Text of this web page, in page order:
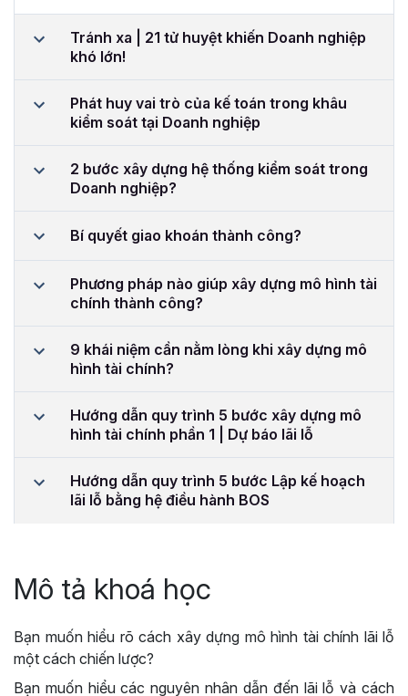
Tránh xa | 21 tử huyệt khiến Doanh nghiệp
khó lớn!
Phát huy vai trò của kế toán trong khâu
kiểm soát tại Doanh nghiệp
2 bước xây dựng hệ thống kiểm soát trong
Doanh nghiệp?
Bí quyết giao khoán thành công?
Phương pháp nào giúp xây dựng mô hình tài
chính thành công?
9 khái niệm cần nằm lòng khi xây dựng mô
hình tài chính?
Hướng dẫn quy trình 5 bước xây dựng mô
hình tài chính phần 1 | Dự báo lãi lỗ
Hướng dẫn quy trình 5 bước Lập kế hoạch
lãi lỗ bằng hệ điều hành BOS
Mô tả khoá học
Bạn muốn hiểu rõ cách xây dựng mô hình tài chính lãi lỗ
một cách chiến lược?
Bạn muốn hiểu các nguyên nhân dẫn đến lãi lỗ và cách